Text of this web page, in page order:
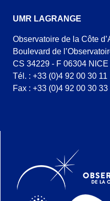
UMR LAGRANGE
Observatoire de la Côte
Boulevard de
CS 34229 - F 06304
Tél. : +33 (0)4 92 00 30 11
Fax : +33 (0)4 92 00 30 33